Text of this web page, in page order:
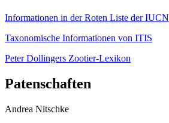
Informationen in der Roten Liste der IUCN
Taxonomische Informationen von ITIS
Peter Dollingers Zootier-Lexikon
Patenschaften
Andrea Nitschke